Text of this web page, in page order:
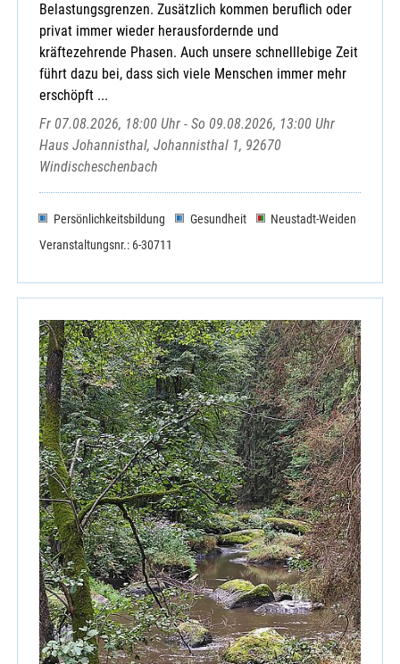
Belastungsgrenzen. Zusätzlich kommen beruflich oder
privat immer wieder herausfordernde und
kräftezehrende Phasen. Auch unsere schnelllebige Zeit
führt dazu bei, dass sich viele Menschen immer mehr
erschöpft ...
Fr 07.08.2026, 18:00 Uhr - So 09.08.2026, 13:00 Uhr
Haus Johannisthal, Johannisthal 1, 92670
Windischeschenbach
Persönlichkeitsbildung Gesundheit
Neustadt-Weiden
Veranstaltungsnr.: 6-30711